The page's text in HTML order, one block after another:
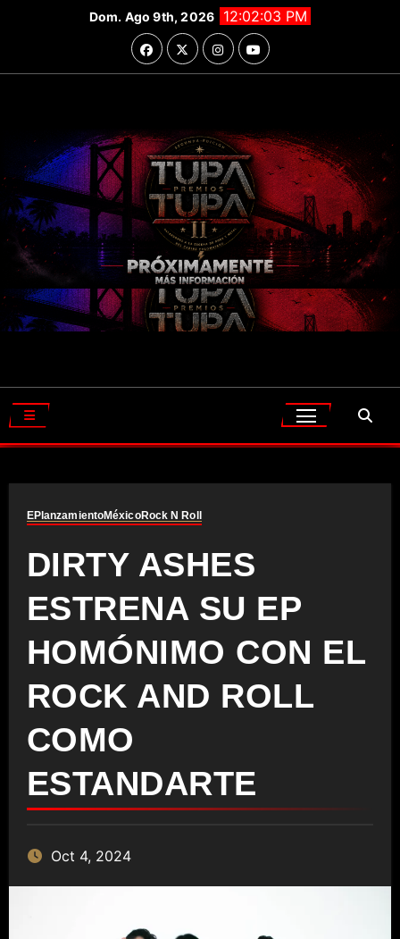
Dom. Ago 9th, 2026 12:02:05 PM
EPlanzamientoMéxicoRock N Roll
DIRTY ASHES
ESTRENA SU EP
HOMÓNIMO CON EL
ROCK AND ROLL
COMO
ESTANDARTE
Oct 4, 2024